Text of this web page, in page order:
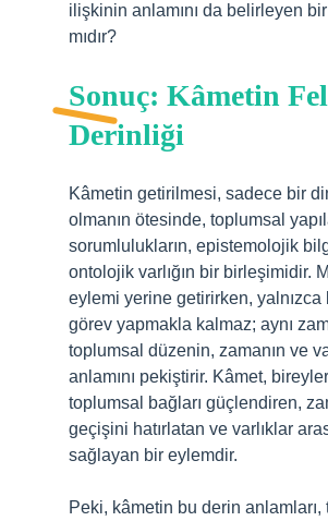
ilişkinin anlamını da belirleyen bir
mıdır?
Sonuç: Kâmetin
Derinliği
Kâmetin getirilmesi, sadece bir
olmanın ötesinde, toplumsal
sorumlulukların, epistemolojik
ontolojik varlığın bir birleşimidir.
eylemi yerine getirirken, yalnızca
görev yapmakla kalmaz; aynı
toplumsal düzenin, zamanın ve
anlamını pekiştirir. Kâmet,
toplumsal bağları güçlendiren,
geçişini hatırlatan ve varlıklar
sağlayan bir eylemdir.
Peki, kâmetin bu derin anlamları,